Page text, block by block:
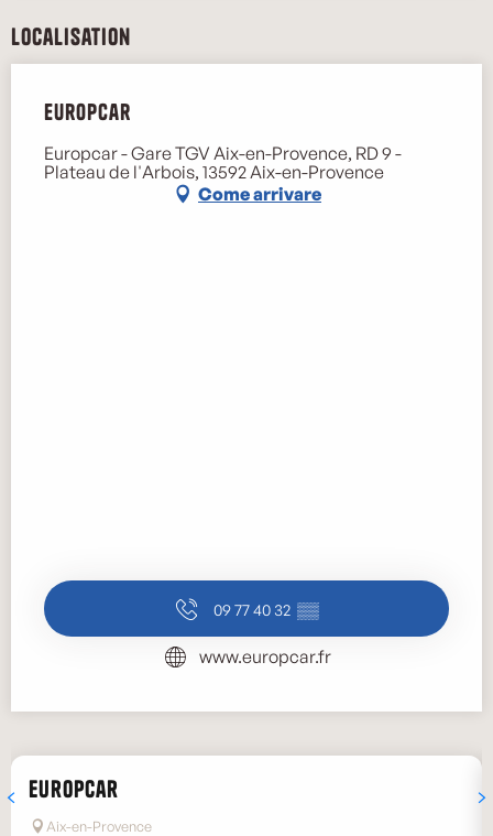
Localisation
Europcar
Europcar - Gare TGV Aix-en-Provence, RD 9 -
Plateau de l'Arbois, 13592 Aix-en-Provence
Come arrivare
09 77 40 32 ▒▒
www.europcar.fr
Europcar
Aix-en-Provence